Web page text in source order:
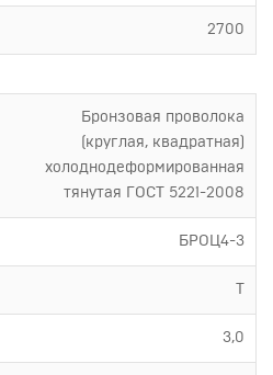
2700
Бронзовая проволока
(круглая, квадратная)
холоднодеформированная
тянутая ГОСТ 5221-2008
БРОЦ4-3
3,0